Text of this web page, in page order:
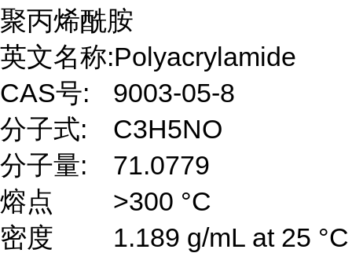
聚丙烯酰胺
英文名称:Polyacrylamide
CAS号:
9003-05-8
分子式:
C3H5NO
分子量:
71.0779
熔点
>300 °C
密度
1.189 g/mL at 25 °C